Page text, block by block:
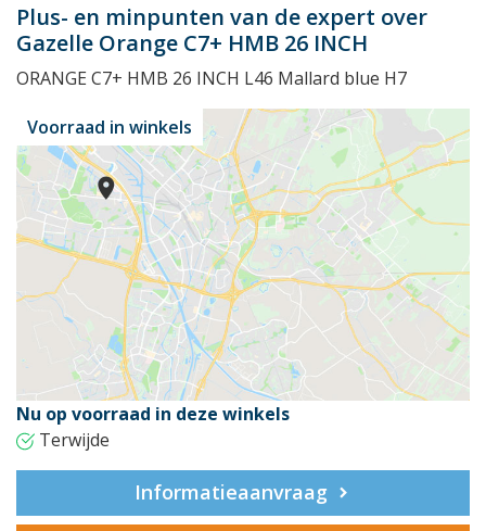
Plus- en minpunten van de expert over
Gazelle Orange C7+ HMB 26 INCH
ORANGE C7+ HMB 26 INCH L46 Mallard blue H7
Voorraad in winkels
Nu op voorraad in deze winkels
Terwijde
Informatieaanvraag